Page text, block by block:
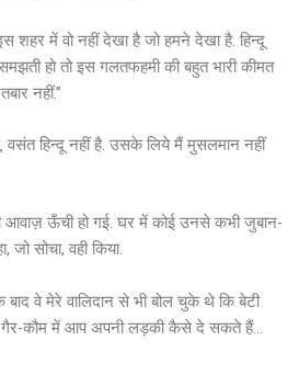
शहर में वो नहीं देखा है जो हमने देखा है. हिन्दू
हो तो इस गलतफहमी की बहुत भारी कीमत
नहीं.”
वसंत हिन्दू नहीं है. उसके लिये मैं मुसलमान नहीं
आवाज़ ऊँची हो गई. घर में कोई उनसे कभी जुबान-
जो सोचा, वही किया.
वे मेरे वालिदान से भी बोल चुके थे कि बेटी
कौम में आप अपनी लड़की कैसे दे सकते हैं…